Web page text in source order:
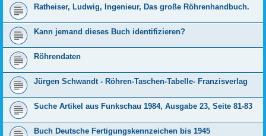
Ratheiser, Ludwig, Ingenieur, Das große Röhrenhandbuch.
Kann jemand dieses Buch identifizieren?
Röhrendaten
Jürgen Schwandt - Röhren-Taschen-Tabelle- Franzisverlag
Suche Artikel aus Funkschau 1984, Ausgabe 23, Seite 81-83
Buch Deutsche Fertigungskennzeichen bis 1945